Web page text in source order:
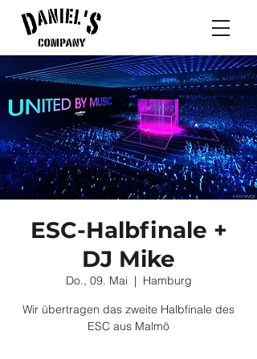
ESC-Halbfinale +
DJ Mike
Do., 09. Mai
  |
Hamburg
Wir übertragen das zweite Halbfinale des
ESC aus Malmö